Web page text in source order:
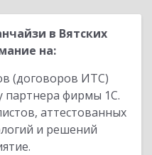
в Вятских
на:
(договоров ИТС)
партнера фирмы 1С.
аттестованных
и решений